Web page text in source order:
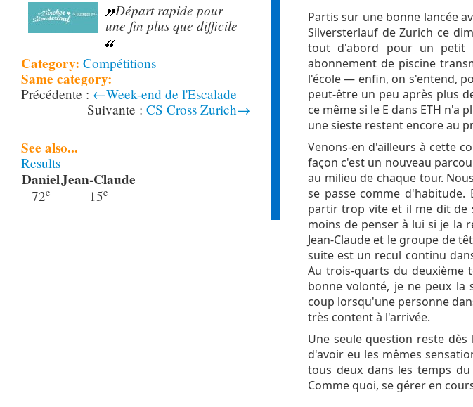
Départ rapide pour
une fin plus que difficile
Category: Compétitions
Same category:
←Week-end de l'Escalade
CS Cross Zurich→
See also...
Results
DanielJean-Claude
72e 15e
Partis sur une bonne lancée
Silversterlauf de Zurich ce
tout d'abord pour un petit
abonnement de piscine
l'école — enfin, on s'entend,
peut-être un peu après plus
ce même si le E dans ETH n'a
une sieste restent encore au
Venons-en d'ailleurs à cette
façon c'est un nouveau
au milieu de chaque tour.
se passe comme d'habitude.
partir trop vite et il me dit de
moins de penser à lui si je la
Jean-Claude et le groupe de
suite est un recul continu
Au trois-quarts du deuxième
bonne volonté, je ne peux
coup lorsqu'une personne
très content à l'arrivée.
Une seule question reste
d'avoir eu les mêmes
tous deux dans les temps
Comme quoi, se gérer en